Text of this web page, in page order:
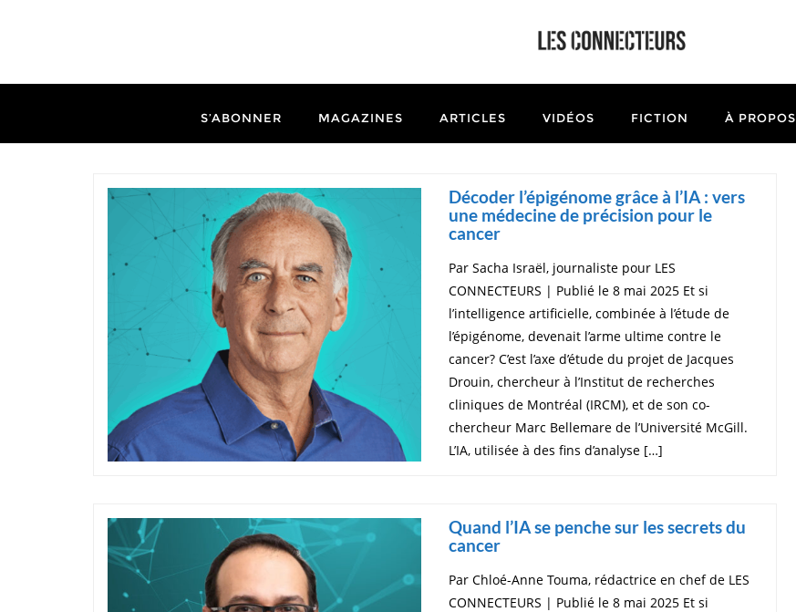
S’ABONNER MAGAZINES ARTICLES VIDÉOS FICTION À PROPOS
Décoder l’épigénome grâce à l’IA : vers
une médecine de précision pour le
cancer
Par Sacha Israël, journaliste pour LES
CONNECTEURS | Publié le 8 mai 2025 Et si
l’intelligence artificielle, combinée à l’étude de
l’épigénome, devenait l’arme ultime contre le
cancer? C’est l’axe d’étude du projet de Jacques
Drouin, chercheur à l’Institut de recherches
cliniques de Montréal (IRCM), et de son co-
chercheur Marc Bellemare de l’Université McGill.
L’IA, utilisée à des fins d’analyse […]
Quand l’IA se penche sur les secrets du
cancer
Par Chloé-Anne Touma, rédactrice en chef de LES
CONNECTEURS | Publié le 8 mai 2025 Et si